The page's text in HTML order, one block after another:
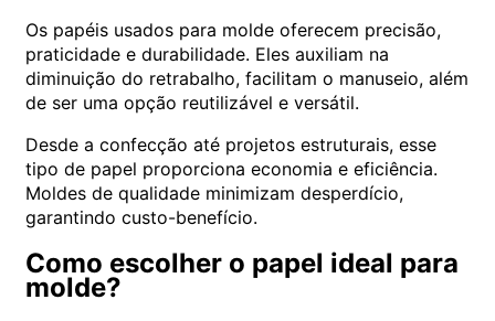
Os papéis usados para molde oferecem precisão,
praticidade e durabilidade. Eles auxiliam na
diminuição do retrabalho, facilitam o manuseio, além
de ser uma opção reutilizável e versátil.
Desde a confecção até projetos estruturais, esse
tipo de papel proporciona economia e eficiência.
Moldes de qualidade minimizam desperdício,
garantindo custo-benefício.
Como escolher o papel ideal para
molde?